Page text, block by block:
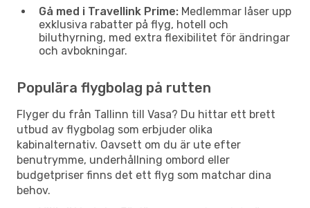
Gå med i Travellink Prime: Medlemmar låser upp
exklusiva rabatter på flyg, hotell och
biluthyrning, med extra flexibilitet för ändringar
och avbokningar.
Populära flygbolag på rutten
Flyger du från Tallinn till Vasa? Du hittar ett brett
utbud av flygbolag som erbjuder olika
kabinalternativ. Oavsett om du är ute efter
benutrymme, underhållning ombord eller
budgetpriser finns det ett flyg som matchar dina
behov.